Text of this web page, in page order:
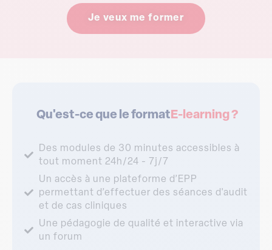
Je veux me former
Qu'est-ce que le format E-learning ?
Des modules de 30 minutes accessibles à
tout moment 24h/24 - 7j/7
Un accès à une plateforme d’EPP
permettant d’effectuer des séances d'audit
et de cas cliniques
Une pédagogie de qualité et interactive via
un forum